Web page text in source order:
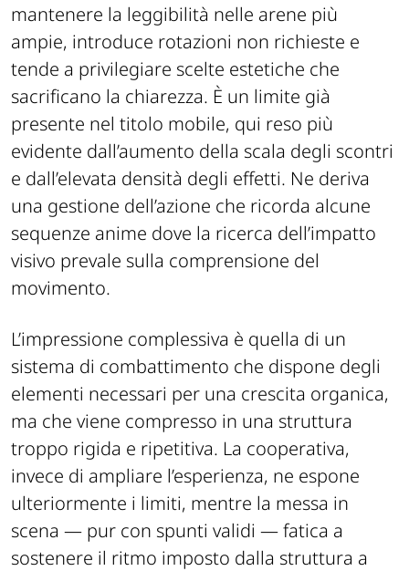
mantenere la leggibilità nelle arene più
ampie, introduce rotazioni non richieste e
tende a privilegiare scelte estetiche che
sacrificano la chiarezza. È un limite già
presente nel titolo mobile, qui reso più
evidente dall’aumento della scala degli scontri
e dall’elevata densità degli effetti. Ne deriva
una gestione dell’azione che ricorda alcune
sequenze anime dove la ricerca dell’impatto
visivo prevale sulla comprensione del
movimento.
L’impressione complessiva è quella di un
sistema di combattimento che dispone degli
elementi necessari per una crescita organica,
ma che viene compresso in una struttura
troppo rigida e ripetitiva. La cooperativa,
invece di ampliare l’esperienza, ne espone
ulteriormente i limiti, mentre la messa in
scena — pur con spunti validi — fatica a
sostenere il ritmo imposto dalla struttura a